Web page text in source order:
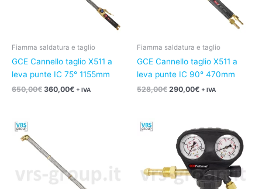
Fiamma saldatura e taglio
GCE Cannello taglio X511 a
leva punte IC 75° 1155mm
650,00€ 360,00€ + IVA
Fiamma saldatura e taglio
GCE Cannello taglio X511 a
leva punte IC 90° 470mm
528,00€ 290,00€ + IVA
era:
597,00€.
prezzo
originale
era:
194,00€.
prezzo
attuale
è:
79,00€.